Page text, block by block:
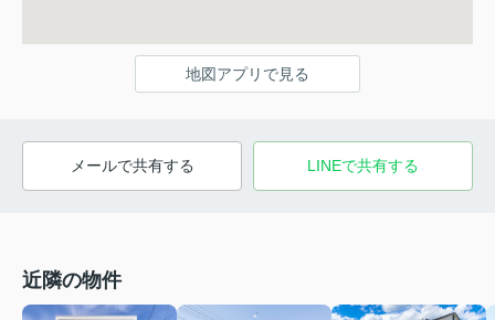
地図アプリで見る
メールで共有する LINEで共有する
近隣の物件